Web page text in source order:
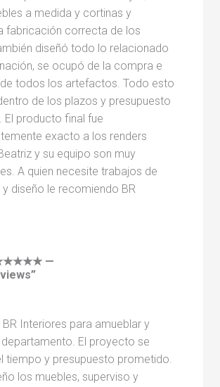
a medida y cortinas y
fabricación correcta de los
diseñó todo lo relacionado
se ocupó de la compra e
todos los artefactos. Todo esto
de los plazos y presupuesto
El producto final fue
exacto a los renders
y su equipo son muy
A quien necesite trabajos de
diseño le recomiendo BR
—
BR Interiores para amueblar y
El proyecto se
tiempo y presupuesto prometido.
los muebles, superviso y